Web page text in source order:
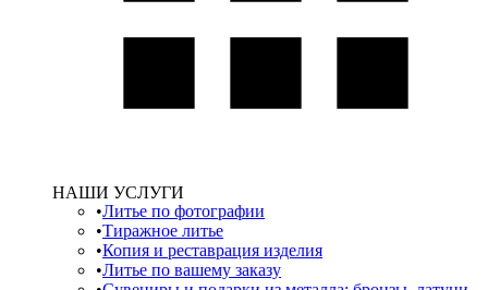
НАШИ УСЛУГИ
Литье по фотографии
Тиражное литье
Копия и реставрация изделия
Литье по вашему заказу